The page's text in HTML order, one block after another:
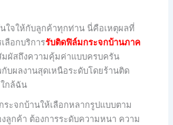
ใจให้กับลูกค้าทุกท่าน นี่คือเหตุผลที่
ลือกบริการรับติดฟิล์มกระจกบ้านภาค
มผัสถึงความคุ้มค่าแบบครบครัน
บผลงานสุดเหนือระดับโดยร้านติด
กล้ฉัน
ระจกบ้านให้เลือกหลากรูปแบบตาม
ลูกค้า ต้องการระดับความหนา ความ